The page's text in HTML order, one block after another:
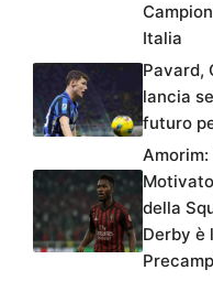
Italia
Pavard,
lancia
futuro
Amorim:
della
Derby è